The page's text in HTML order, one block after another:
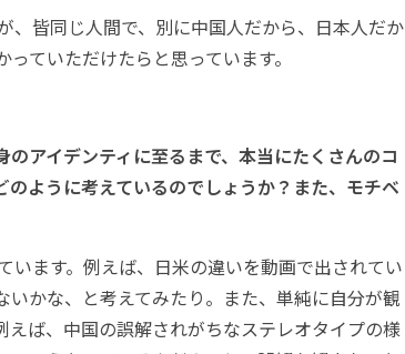
皆同じ人間で、別に中国人だから、日本人だか
ていただけたらと思っています。
アイデンティに至るまで、本当にたくさんのコ
ように考えているのでしょうか？また、モチベ
ます。例えば、日米の違いを動画で出されてい
かな、と考えてみたり。また、単純に自分が観
ば、中国の誤解されがちなステレオタイプの様